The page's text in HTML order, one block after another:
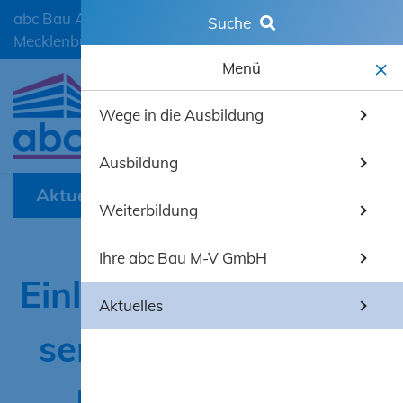
abc Bau Ausbildungscentrum der Bauwirtschaft
Mecklenburg-Vorpommern GmbH
mobiles
Aktuelles
Einladung zum Fach­
seminar der Köster
Suche
Menü
Wege in die Ausbildung
Ausbildung
Weiterbildung
Ihre abc Bau M-V GmbH
Aktuelles